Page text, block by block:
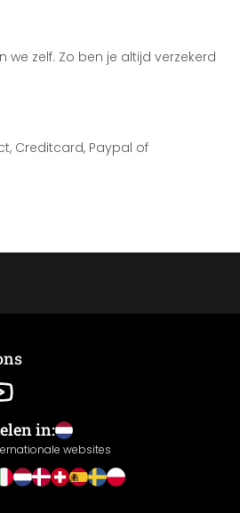
zelf. Zo ben je altijd verzekerd
Creditcard, Paypal of
in:
websites